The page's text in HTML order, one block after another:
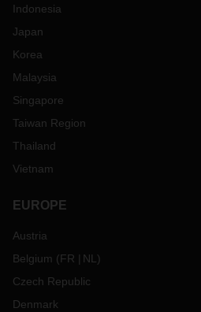
Indonesia
Japan
Korea
Malaysia
Singapore
Taiwan Region
Thailand
Vietnam
EUROPE
Austria
Belgium (FR NL )
Czech Republic
Denmark